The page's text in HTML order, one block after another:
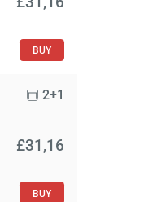
BUY
2+1
£‎31,16
BUY